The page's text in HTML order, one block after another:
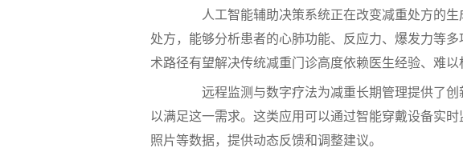
人工智能辅助决策系统正在改变减重处方的生
处方，能够分析患者的心肺功能、反应力、爆发力等
术路径有望解决传统减重门诊高度依赖医生经验、难以
远程监测与数字疗法为减重长期管理提供了创
以满足这一需求。这类应用可以通过智能穿戴设备实
照片等数据，提供动态反馈和调整建议。